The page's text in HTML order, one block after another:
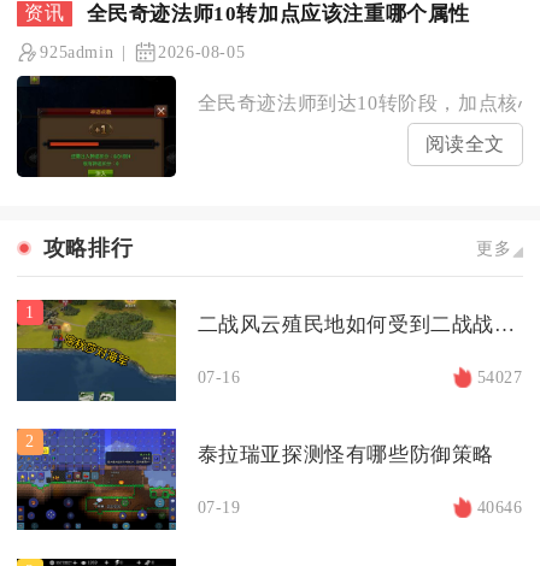
全民奇迹法师10转加点应该注重哪个属性
925admin 2026-08-05
全民奇迹法师到达10转阶段，加点核
阅读全文
攻略排行 更多
1
二战风云殖民地如何受到二战战争的影响
07-16 54027
2
泰拉瑞亚探测怪有哪些防御策略
07-19 40646